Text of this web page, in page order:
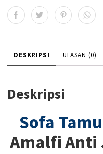
DESKRIPSI ULASAN (0)
Deskripsi
Sofa
Amalfi Anti